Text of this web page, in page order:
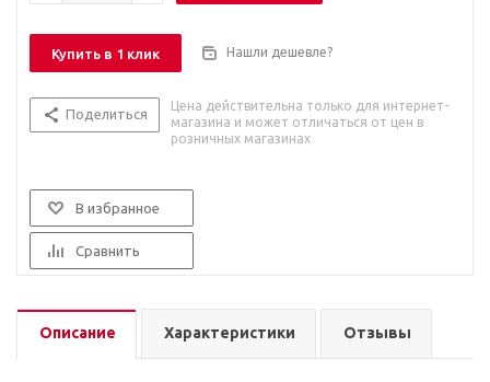
Купить в 1 клик Нашли дешевле?
Поделиться
Цена действительна только для интернет-
магазина и может отличаться от цен в
розничных магазинах
В избранное
Сравнить
Описание Характеристики Отзывы